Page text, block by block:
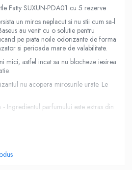
Fatty SUXUN-PDA01 cu 5 rezerve
un miros neplacut si nu stii cum sa-l
au venit cu o solutie pentru
pe piata noile odorizante de forma
si perioada mare de valabilitate.
mici, astfel incat sa nu blocheze iesirea
nu acopera mirosurile urate. Le
Ingredientul parfumului este extras din
de prospetime - o reumplere cu o
aproximativ 5 luni. Asadar, 5
prospetime!
aluminiu , atașat la grila de ventilație